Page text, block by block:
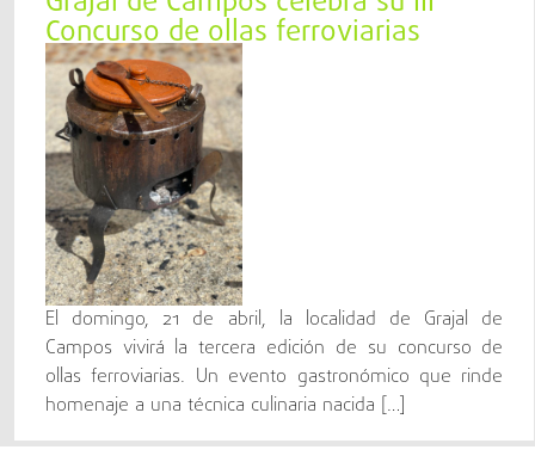
Concurso de ollas ferroviarias
El domingo, 21 de abril, la localidad de Grajal de
Campos vivirá la tercera edición de su concurso de
ollas ferroviarias. Un evento gastronómico que rinde
homenaje a una técnica culinaria nacida […]